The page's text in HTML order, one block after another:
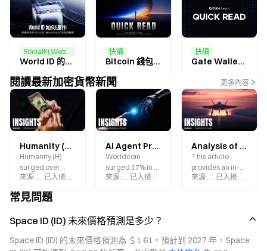
SocialFi,Web3 入門
World ID 的運作方式是什麼？虹膜驗證與 Proof of Personhood 全流程解析
快讀
Bitcoin 錢包 ID 實用指南：從基礎認識到鏈上焦點與價格意涵
快讀
Gate Wallet BountyDrop：參加 SPACE ID 空投活動，分享 $2,500 代幣及 $7,500 禮品卡
閱讀最新加密貨幣新聞 更多內容
Humanity (H) Surges Over 180% in a Week—Is the “On-Chain ID” Narrative Making a Comeback in the Age of AI?
Humanity (H)
surged over
180% in a single
one of the most
identity projects
market recently.
來源: Gate.blog
已入帳: 2026-06-02
AI Agent Proliferation Sparks Identity Sector Revaluation: World ID Drives WLD Value Repricing
Worldcoin
surged 17% in a
single day, with
來源: Gate.blog
已入帳: 2026-05-29
Analysis of Worldcoin (WLD) Structural Decline: The Real-World Clash Between Iris-Based Identity Narratives and a High-Inflation Token Model
This article
provides an in-
depth analysis of
concept and its
來源: Gate.blog
已入帳:
常見問題
Space ID (ID) 未來價格預測是多少？
Space ID (ID) 的未來價格預測為 ＄1.61。預計到 2027 年，Space